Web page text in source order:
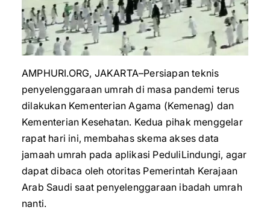
AMPHURI.ORG, JAKARTA–Persiapan teknis
penyelenggaraan umrah di masa pandemi terus
dilakukan Kementerian Agama (Kemenag) dan
Kementerian Kesehatan. Kedua pihak menggelar
rapat hari ini, membahas skema akses data
jamaah umrah pada aplikasi PeduliLindungi, agar
dapat dibaca oleh otoritas Pemerintah Kerajaan
Arab Saudi saat penyelenggaraan ibadah umrah
nanti.